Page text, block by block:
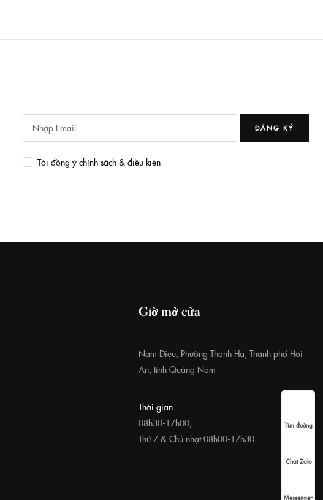
Tìm đường
Chat Zalo
Messenger
ĐĂNG KÝ
Tôi đồng ý chính sách & điều kiện
Giờ mở cửa
Nam Diêu, Phường Thanh Hà, Thành phố Hội
An, tỉnh Quảng Nam
Thời gian
08h30-17h00,
Thứ 7 & Chủ nhật 08h00-17h30